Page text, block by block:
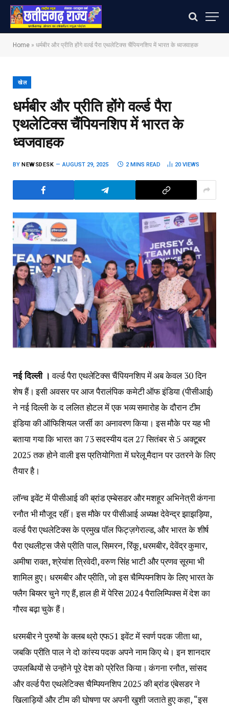
Home » धर्मबीर और प्रीति होंगे वर्ल्ड पैरा एथलेटिक्स चैंपियनशिप में भारत के ध्वजवाहक
खेल
धर्मबीर और प्रीति होंगे वर्ल्ड पैरा
एथलेटिक्स चैंपियनशिप में भारत के
ध्वजवाहक
BY NEWSDESK AUGUST 29, 2025 2 MINS READ 20VIEWS
नई दिल्ली । वर्ल्ड पैरा एथलेटिक्स चैंपियनशिप में अब केवल 30 दिन
शेष हैं। इसी अवसर पर आज पैरालंपिक कमेटी ऑफ इंडिया (पीसीआई)
ने नई दिल्ली के द ललित होटल में एक भव्य समारोह के दौरान टीम
इंडिया की ऑफिशियल जर्सी का अनावरण किया। इस मौके पर यह भी
बताया गया कि भारत का 73 सदस्यीय दल 27 सितंबर से 5 अक्टूबर
2025 तक होने वाली इस प्रतियोगिता में घरेलू मैदान पर उतरने के लिए
तैयार है।
लॉन्च इवेंट में पीसीआई की ब्रांड एम्बेसडर और मशहूर अभिनेत्री कंगना
रनौत भी मौजूद रहीं। इस मौके पर पीसीआई अध्यक्ष देवेन्द्र झाझड़िया,
वर्ल्ड पैरा एथलेटिक्स के प्रमुख पॉल फिट्ज़गेराल्ड, और भारत के शीर्ष
पैरा एथलीट्स जैसे प्रीति पाल, सिमरन, रिंकू, धरमबीर, देवेंद्र कुमार,
अमीषा रावत, श्रेयांश त्रिवेदी, वरुण सिंह भाटी और प्रणव सूरमा भी
शामिल हुए। धरमबीर और प्रीति, जो इस चैम्पियनशिप के लिए भारत के
फ्लैग बियरर चुने गए हैं, हाल ही में पेरिस 2024 पैरालिम्पिक्स में देश का
गौरव बढ़ा चुके हैं।
धरमबीर ने पुरुषों के क्लब थ्रो एफ51 इवेंट में स्वर्ण पदक जीता था,
जबकि प्रीति पाल ने दो कांस्य पदक अपने नाम किए थे। इन शानदार
उपलब्धियों से उन्होंने पूरे देश को प्रेरित किया। कंगना रनौत, सांसद
और वर्ल्ड पैरा एथलेटिक्स चैम्पियनशिप 2025 की ब्रांड एंबेसडर ने
खिलाड़ियों और टीम की घोषणा पर अपनी खुशी जताते हुए कहा, “इस